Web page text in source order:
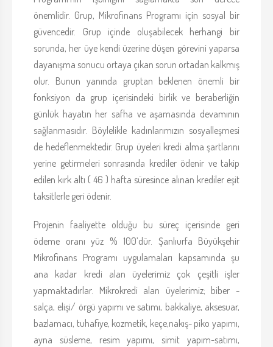
önemlidir. Grup, Mikrofinans Programı için sosyal bir
güvencedir. Grup içinde oluşabilecek herhangi bir
sorunda, her üye kendi üzerine düşen görevini yaparsa
dayanışma sonucu ortaya çıkan sorun ortadan kalkmış
olur. Bunun yanında gruptan beklenen önemli bir
fonksiyon da grup içerisindeki birlik ve beraberliğin
günlük hayatın her safha ve aşamasında devamının
sağlanmasıdır. Böylelikle kadınlarımızın sosyalleşmesi
de hedeflenmektedir. Grup üyeleri kredi alma şartlarını
yerine getirmeleri sonrasında krediler ödenir ve takip
edilen kırk altı ( 46 ) hafta süresince alınan krediler eşit
taksitlerle geri ödenir.
Projenin faaliyette olduğu bu süreç içerisinde geri
ödeme oranı yüz % 100’dür. Şanlıurfa Büyükşehir
Mikrofinans Programı uygulamaları kapsamında şu
ana kadar kredi alan üyelerimiz çok çeşitli işler
yapmaktadırlar. Mikrokredi alan üyelerimiz; biber -
salça, elişi/ örgü yapımı ve satımı, bakkaliye, aksesuar,
bazlamacı, tuhafiye, kozmetik, keçe,nakış- piko yapımı,
ayna süsleme, resim yapımı, simit yapım-satımı,